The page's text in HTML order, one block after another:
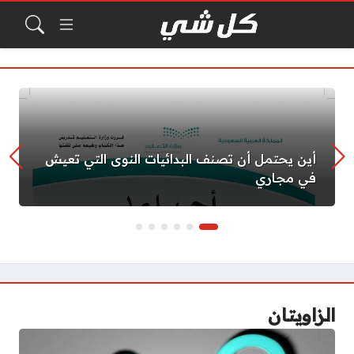
أين يحتمل أن تصنف البدائيات النوى التي تعيش
في مجاري
الزاويتان